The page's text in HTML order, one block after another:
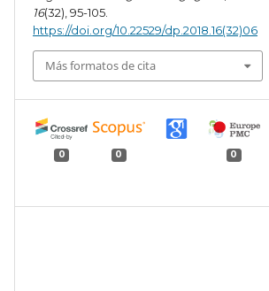
16(32), 95-105.
https://doi.org/10.22529/dp.2018.16(32)06
Más formatos de cita
0 0 0